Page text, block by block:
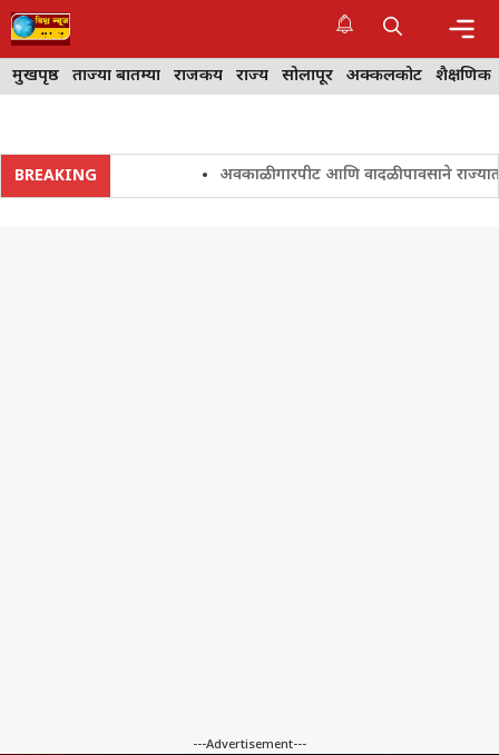
Skip
to
content
मुखपृष्ठ ताज्या बातम्या राजकीय राज्य सोलापूर अक्कलकोट शैक्षणिक
BREAKING अवकाळी गारपीट आणि वादळी पावसाने राज्यातील
---Advertisement---